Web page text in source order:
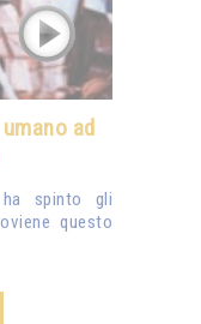
ad
ha spinto gli
questo